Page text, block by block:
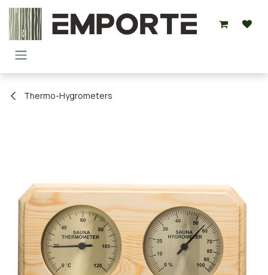
Overslaan naar inhoud
Thermo-Hygrometers